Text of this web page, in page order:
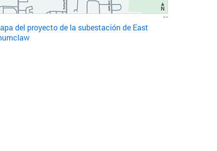
del proyecto de la subestación de East